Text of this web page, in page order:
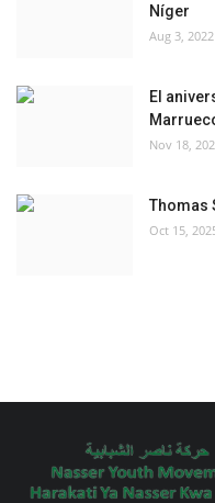
Níger
Aug 3, 2022
El
Nov 18,
Thomas
Oct 15,